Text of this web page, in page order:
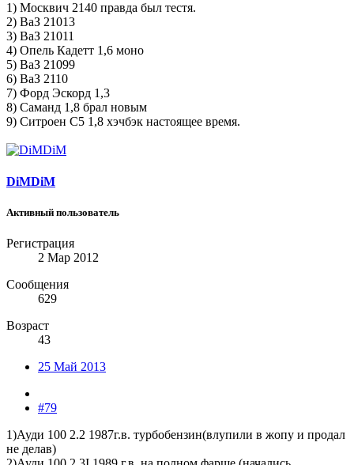
1) Москвич 2140 правда был тестя.
2) ВаЗ 21013
3) ВаЗ 21011
4) Опель Кадетт 1,6 моно
5) ВаЗ 21099
6) ВаЗ 2110
7) Форд Эскорд 1,3
8) Саманд 1,8 брал новым
9) Ситроен С5 1,8 хэчбэк настоящее время.
DiMDiM
Активный пользователь
Регистрация
2 Мар 2012
Сообщения
629
Возраст
43
25 Май 2013
#79
1)Ауди 100 2.2 1987г.в. турбобензин(влупили в жопу и продал
не делав)